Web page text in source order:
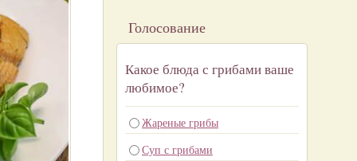
Голосование
Какое блюда с грибами ваше
любимое?
Жареные грибы
Суп с грибами